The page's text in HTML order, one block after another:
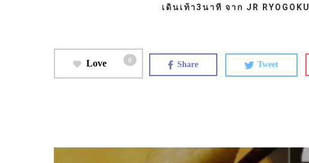
เดินเท้า3นาที จาก JR RYOGOKU
Love 0 Share Tweet